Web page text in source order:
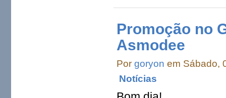
Promoção no
Asmodee
Porgoryon em Sábado,
Notícias